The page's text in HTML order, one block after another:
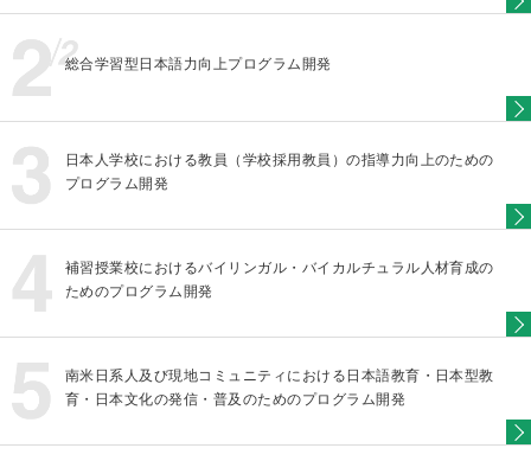
総合学習型日本語力向上プログラム開発
日本人学校における教員（学校採用教員）の指導力向上のための
プログラム開発
補習授業校におけるバイリンガル・バイカルチュラル人材育成の
ためのプログラム開発
南米日系人及び現地コミュニティにおける日本語教育・日本型教
育・日本文化の発信・普及のためのプログラム開発